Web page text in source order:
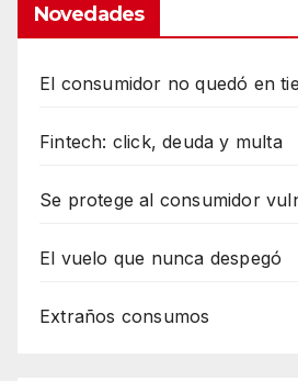
Novedades
El consumidor no quedó en
Fintech: click, deuda y multa
Se protege al consumidor
El vuelo que nunca despegó
Extraños consumos